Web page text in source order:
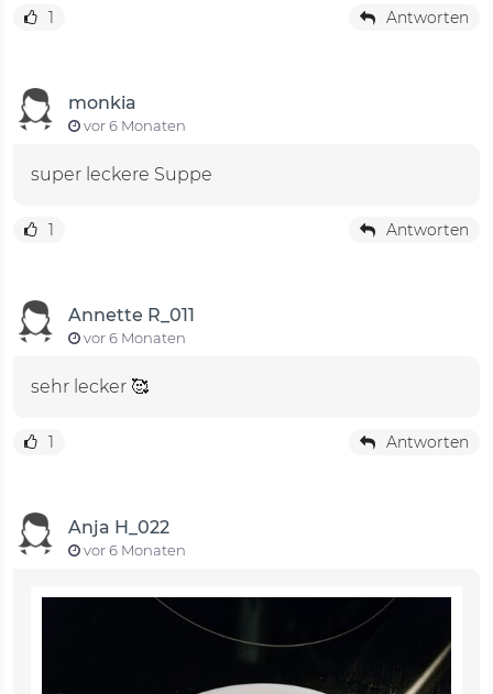
1 Antworten
monkia
vor 6 Monaten
super leckere Suppe
1 Antworten
Annette R_011
vor 6 Monaten
sehr lecker 🥰
1 Antworten
Anja H_022
vor 6 Monaten